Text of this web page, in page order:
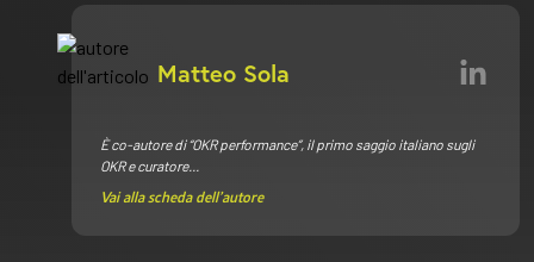
Matteo Sola
È co-autore di “OKR performance”, il primo saggio italiano sugli
OKR ecuratore...
Vai alla scheda dell’autore